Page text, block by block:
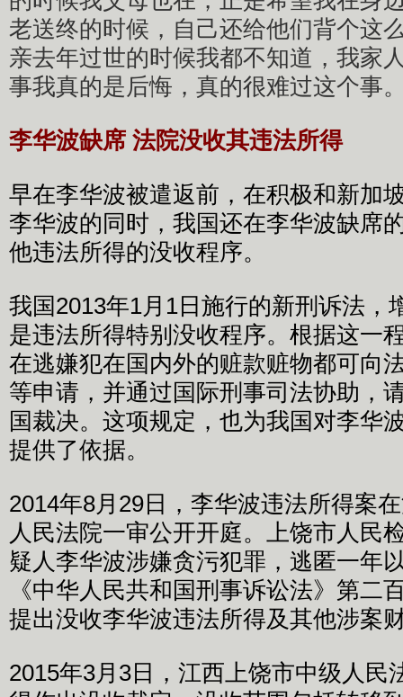
老送终的时候，自己还给他们背个这
亲去年过世的时候我都不知道，我家
事我真的是后悔，真的很难过这个事
李华波缺席 法院没收其违法所得
早在李华波被遣返前，在积极和新加
李华波的同时，我国还在李华波缺席
他违法所得的没收程序。
我国2013年1月1日施行的新刑诉法，
是违法所得特别没收程序。根据这一
在逃嫌犯在国内外的赃款赃物都可向
等申请，并通过国际刑事司法协助，
国裁决。这项规定，也为我国对李华
提供了依据。
2014年8月29日，李华波违法所得案
人民法院一审公开开庭。上饶市人民
疑人李华波涉嫌贪污犯罪，逃匿一年
《中华人民共和国刑事诉讼法》第二
提出没收李华波违法所得及其他涉案
2015年3月3日，江西上饶市中级人民